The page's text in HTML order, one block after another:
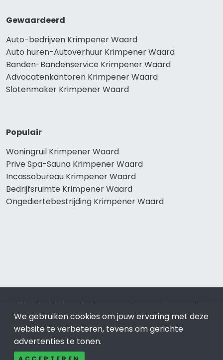
Gewaardeerd
Auto-bedrijven Krimpener Waard
Auto huren-Autoverhuur Krimpener Waard
Banden-Bandenservice Krimpener Waard
Advocatenkantoren Krimpener Waard
Slotenmaker Krimpener Waard
Populair
Woningruil Krimpener Waard
Prive Spa-Sauna Krimpener Waard
Incassobureau Krimpener Waard
Bedrijfsruimte Krimpener Waard
Ongediertebestrijding Krimpener Waard
© 2019 - 2026 Realisatie en SEO door SEO-bureau
Lion
Internet. Betaal alleen voor bewezen resultaten?SEO
optimalisatie No Cure No Pay .Krimpener Waardis onderdeel
van Lion Internet.
We gebruiken cookies om jouw ervaring met deze
website te verbeteren, tevens om gerichte
advertenties te tonen.